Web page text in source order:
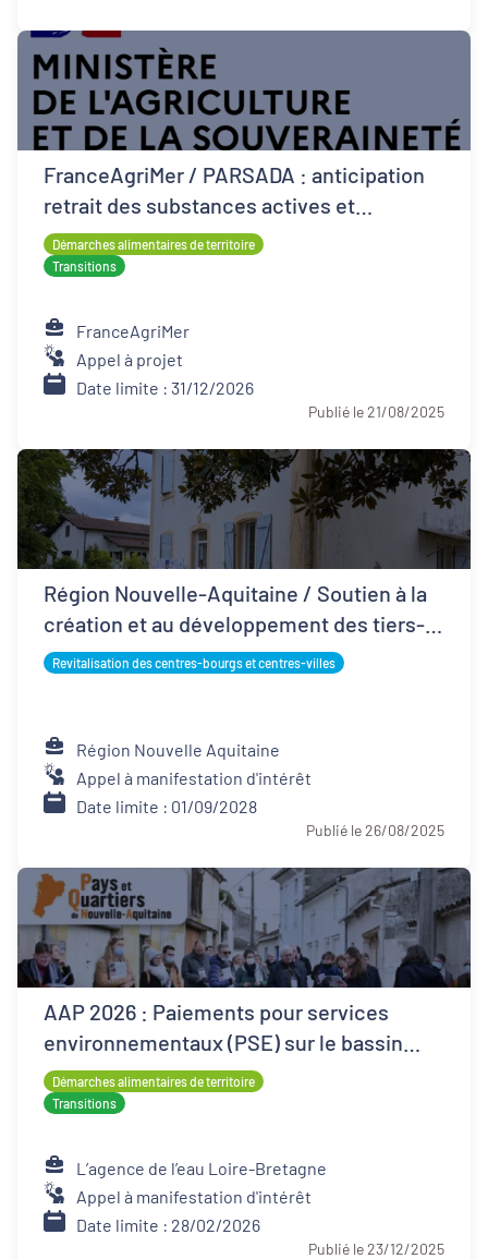
FranceAgriMer / PARSADA : anticipation
retrait des substances actives et
techniques alternatives pour les cultures
Démarches alimentaires de territoire
Transitions
FranceAgriMer
Appel à projet
Date limite : 31/12/2026
Publié le 21/08/2025
Région Nouvelle-Aquitaine / Soutien à la
création et au développement des tiers-
lieux
Revitalisation des centres-bourgs et centres-villes
Région Nouvelle Aquitaine
Appel à manifestation d'intérêt
Date limite : 01/09/2028
Publié le 26/08/2025
AAP 2026 : Paiements pour services
environnementaux (PSE) sur le bassin
Loire-Bretagne
Démarches alimentaires de territoire
Transitions
L’agence de l’eau Loire-Bretagne
Appel à manifestation d'intérêt
Date limite : 28/02/2026
Publié le 23/12/2025